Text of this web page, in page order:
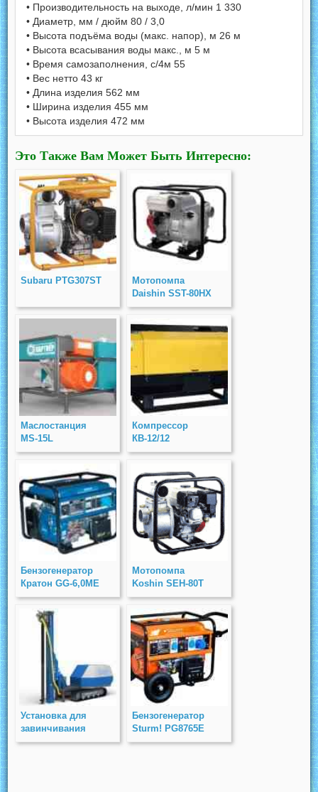
• Производительность на выходе, л/мин 1 330
• Диаметр, мм / дюйм 80 / 3,0
• Высота подъёма воды (макс. напор), м 26 м
• Высота всасывания воды макс., м 5 м
• Время самозаполнения, с/4м 55
• Вес нетто 43 кг
• Длина изделия 562 мм
• Ширина изделия 455 мм
• Высота изделия 472 мм
Это Также Вам Может Быть Интересно:
Subaru PTG307ST
Мотопомпа
Daishin SST-80HX
Маслостанция
MS-15L
Компрессор
КВ-12/12
Бензогенератор
Кратон GG-6,0МЕ
Мотопомпа
Koshin SEH-80T
Установка для
завинчивания
свай SV-60
Бензогенератор
Sturm! PG8765E